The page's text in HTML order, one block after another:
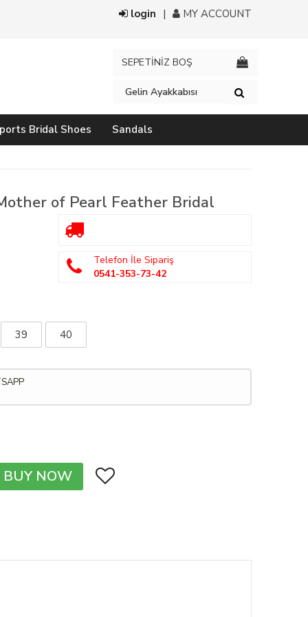
login MY ACCOUNT
SEPETİNİZ BOŞ
Bridal Shoes Sandals
of Pearl Feather Bridal
39 40
BUY NOW
Telefon İle Sipariş
0541-353-73-42